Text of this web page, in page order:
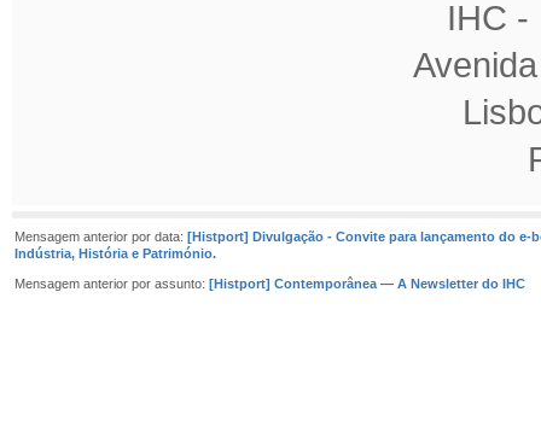
IHC -
Mensagem anterior por data: [Histport] Divulgação - Convite para lançamento do e-
Indústria, História e Património.
Mensagem anterior por assunto: [Histport] Contemporânea — A Newsletter do IHC